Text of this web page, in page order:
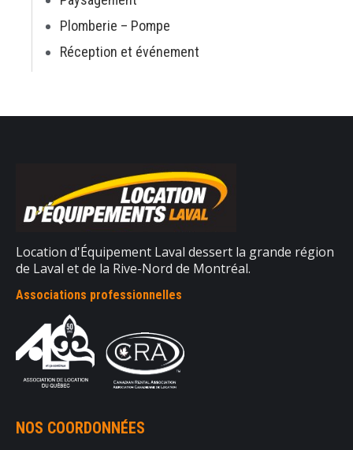
Plomberie – Pompe
Réception et événement
Location d'Équipement Laval dessert la grande région
de Laval et de la Rive-Nord de Montréal.
Associations professionnelles
NOS COORDONNÉES